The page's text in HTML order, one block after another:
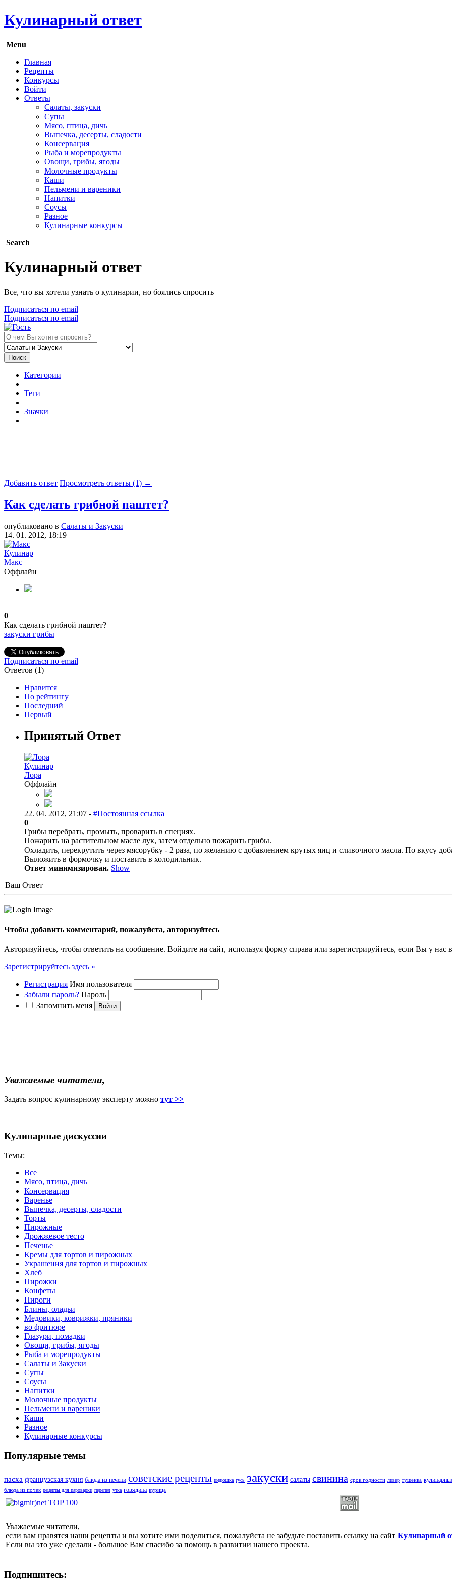
Кулинарный ответ
Menu
Главная
Рецепты
Конкурсы
Войти
Ответы
Салаты, закуски
Супы
Мясо, птица, дичь
Выпечка, десерты, сладости
Консервация
Рыба и морепродукты
Овощи, грибы, ягоды
Молочные продукты
Каши
Пельмени и вареники
Напитки
Соусы
Разное
Кулинарные конкурсы
Search
Кулинарный ответ
Все, что вы хотели узнать о кулинарии, но боялись спросить
Подписаться по email
Подписаться по email
Поиск
Категории
Теги
Значки
Добавить ответ Просмотреть ответы (1) →
Как сделать грибной паштет?
опубликовано в Салаты и Закуски
14. 01. 2012, 18:19
Кулинар
Макс
Оффлайн
0
Как сделать грибной паштет?
закуски грибы
Подписаться по email
Ответов (1)
Нравится
По рейтингу
Последний
Первый
Принятый Ответ
Кулинар
Лора
Оффлайн
22. 04. 2012, 21:07 - #Постоянная ссылка
0
Грибы перебрать, промыть, проварить в специях.
Пожарить на растительном масле лук, затем отдельно пожарить грибы.
Охладить, перекрутить через мясорубку - 2 раза, по желанию с добавлением крутых яиц и сливочного масла. По вкусу
Выложить в формочку и поставить в холодильник.
Ответ минимизирован. Show
Ваш Ответ
Чтобы добавить комментарий, пожалуйста, авторизуйтесь
Авторизуйтесь, чтобы ответить на сообшение. Войдите на сайт, используя форму справа или зарегистрируйтесь, если Вы у нас
Зарегистрируйтесь здесь »
Регистрация Имя пользователя
Забыли пароль? Пароль
Запомнить меня
Уважаемые читатели,
Задать вопрос кулинарному эксперту можно тут >>
Кулинарные дискуссии
Темы:
Все
Мясо, птица, дичь
Консервация
Варенье
Выпечка, десерты, сладости
Торты
Пирожные
Дрожжевое тесто
Печенье
Кремы для тортов и пирожных
Украшения для тортов и пирожных
Хлеб
Пирожки
Конфеты
Пироги
Блины, оладьи
Медовики, коврижки, пряники
во фритюре
Глазури, помадки
Овощи, грибы, ягоды
Рыба и морепродукты
Салаты и Закуски
Супы
Соусы
Напитки
Молочные продукты
Пельмени и вареники
Каши
Разное
Кулинарные конкурсы
Популярные темы
пасха французская кухня блюда из печени советские рецепты индюшка гусь закуски салаты свинина срок годности ливер тушенка
блюда из почек рецепты для пароварки перепел утка говядина курица
Уважаемые читатели,
если вам нравятся наши рецепты и вы хотите ими поделиться, пожалуйста не забудьте поставить ссылку на сайт Кулинарный
Если вы это уже сделали - большое Вам спасибо за помощь в развитии нашего проекта.
Подпишитесь: